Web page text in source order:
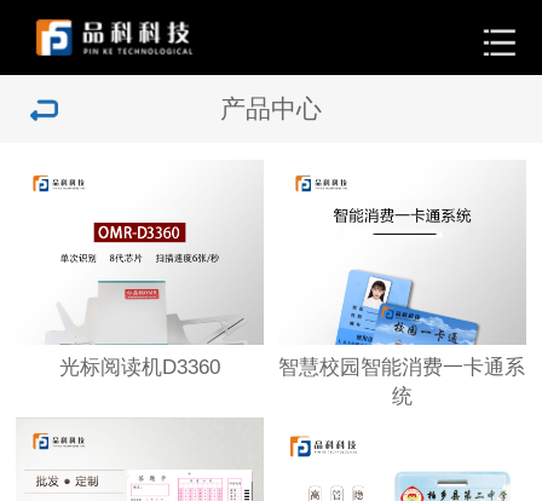
产品中心
光标阅读机D3360
智慧校园智能消费一卡通系
统